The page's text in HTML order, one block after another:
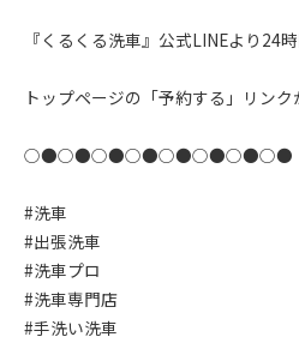
『くるくる洗車』公式LINEより24
トップページの「予約する」リンク
○●○●○●○●○●○●○●○●
#洗車
#出張洗車
#洗車プロ
#洗車専門店
#手洗い洗車